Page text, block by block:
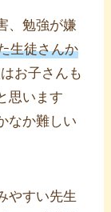
、勉強が嫌
生徒さんか
お子さんも
思います
なか難しい
やすい先生